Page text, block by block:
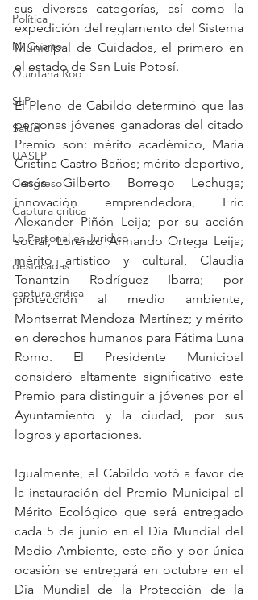
Política
Mi Cuarto
Quintana Roo
SLP
Salud
UASLP
Congreso
Captura critica
Lo Personal es Jurídico
destacadas
captura critica
sus diversas categorías, así como la
expedición del reglamento del Sistema
Municipal de Cuidados, el primero en
el estado de San Luis Potosí.
El Pleno de Cabildo determinó que las
personas jóvenes ganadoras del citado
Premio son: mérito académico, María
Cristina Castro Baños; mérito deportivo,
Jesús Gilberto Borrego Lechuga;
innovación emprendedora, Eric
Alexander Piñón Leija; por su acción
social, Lorenzo Armando Ortega Leija;
mérito artístico y cultural, Claudia
Tonantzin Rodríguez Ibarra; por
protección al medio ambiente,
Montserrat Mendoza Martínez; y mérito
en derechos humanos para Fátima Luna
Romo. El Presidente Municipal
consideró altamente significativo este
Premio para distinguir a jóvenes por el
Ayuntamiento y la ciudad, por sus
logros y aportaciones.
Igualmente, el Cabildo votó a favor de
la instauración del Premio Municipal al
Mérito Ecológico que será entregado
cada 5 de junio en el Día Mundial del
Medio Ambiente, este año y por única
ocasión se entregará en octubre en el
Día Mundial de la Protección de la